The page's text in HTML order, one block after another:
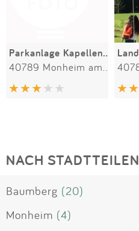
Parkanlage Kapellenstraße
NACH STADTTEILEN
Baumberg (20)
Monheim (4)